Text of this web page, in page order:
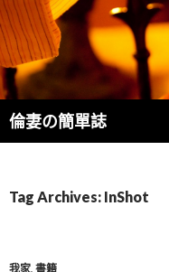
倫妻の簡單誌
Search
Tag Archives: InShot
我家, 書籍